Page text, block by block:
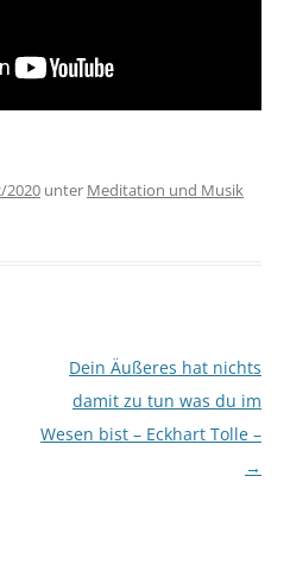
2020 unter Meditation und Musik
Dein Äußeres hat nichts
damit zu tun was du im
Wesen bist – Eckhart Tolle –
→